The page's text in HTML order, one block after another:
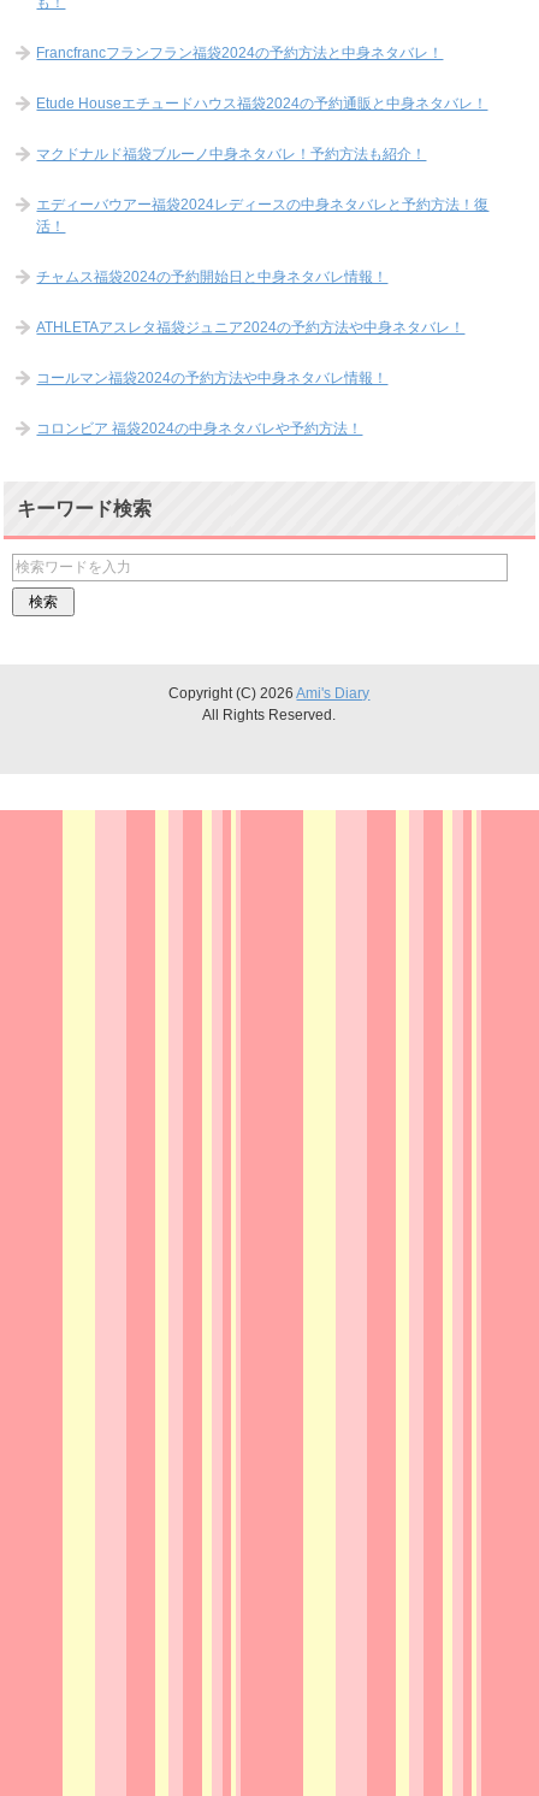
Francfrancフランフラン福袋2024の予約方法と中身ネタバレ！
Etude Houseエチュードハウス福袋2024の予約通販と中身ネタバレ！
マクドナルド福袋ブルーノ中身ネタバレ！予約方法も紹介！
エディーバウアー福袋2024レディースの中身ネタバレと予約方法！復
活！
チャムス福袋2024の予約開始日と中身ネタバレ情報！
ATHLETAアスレタ福袋ジュニア2024の予約方法や中身ネタバレ！
コールマン福袋2024の予約方法や中身ネタバレ情報！
コロンビア 福袋2024の中身ネタバレや予約方法！
キーワード検索
Copyright (C) 2026Ami's Diary
All Rights Reserved.